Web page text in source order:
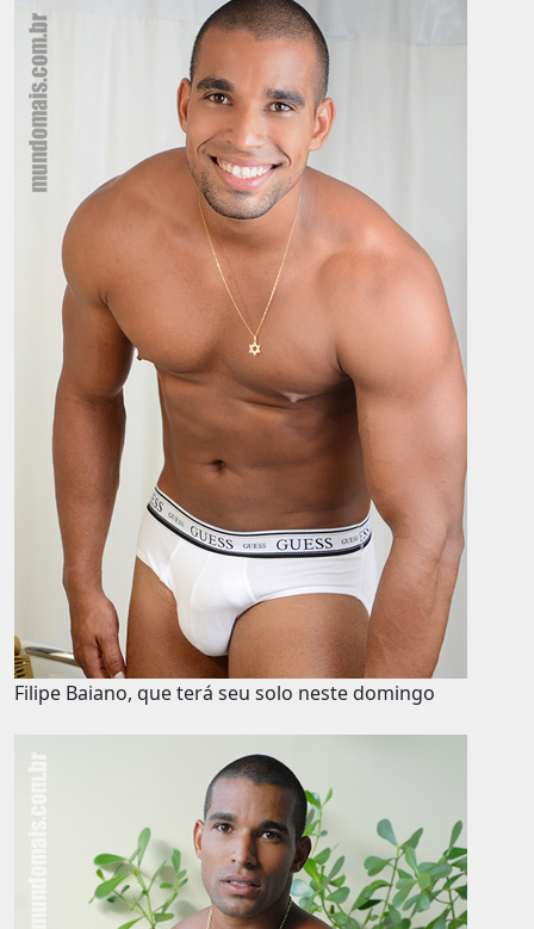
Filipe Baiano, que terá seu solo neste domingo